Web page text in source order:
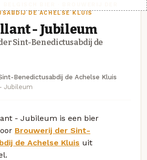
DE ACHELSE KLUIS
- Jubileum
Sint-Benedictusabdij de
Benedictusabdij de Achelse Kluis
Jubileum
- Jubileum is een bier
Brouwerij der Sint-
de Achelse Kluis uit